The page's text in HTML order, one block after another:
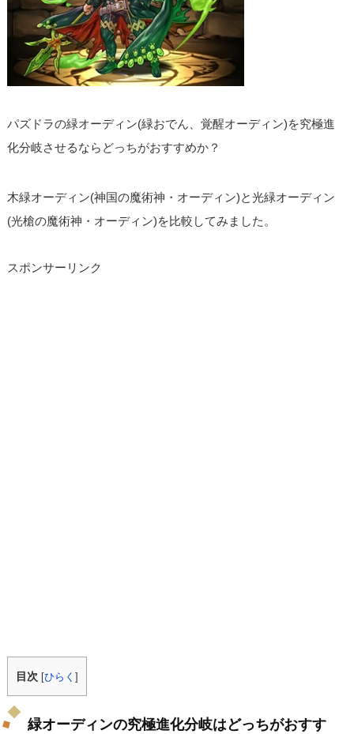
パズドラの緑オーディン(緑おでん、覚醒オーディン)を究極進
化分岐させるならどっちがおすすめか？
木緑オーディン(神国の魔術神・オーディン)と光緑オーディン
(光槍の魔術神・オーディン)を比較してみました。
スポンサーリンク
目次 [ひらく]
緑オーディンの究極進化分岐はどっちがおすす